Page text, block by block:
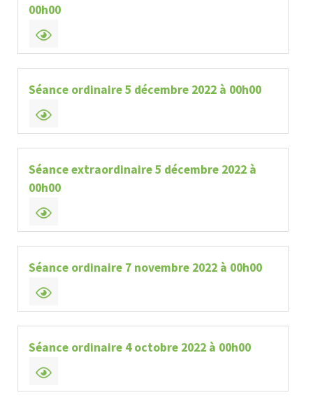
00h00
Séance ordinaire 5 décembre 2022 à 00h00
Séance extraordinaire 5 décembre 2022 à
00h00
Séance ordinaire 7 novembre 2022 à 00h00
Séance ordinaire 4 octobre 2022 à 00h00